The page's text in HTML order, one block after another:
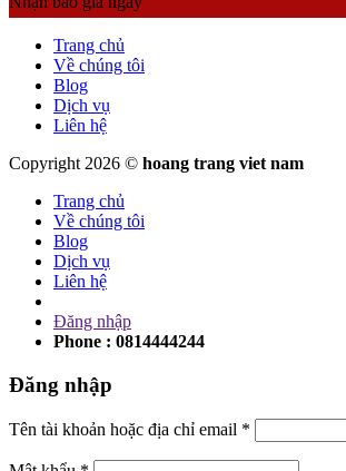
Trang chủ
Về chúng tôi
Blog
Dịch vụ
Liên hệ
Copyright 2026 © hoang trang viet nam
Trang chủ
Về chúng tôi
Blog
Dịch vụ
Liên hệ
Đăng nhập
Phone : 0814444244
Đăng nhập
Tên tài khoản hoặc địa chỉ email *